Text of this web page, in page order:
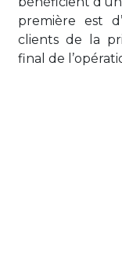
première est
clients de la
final de